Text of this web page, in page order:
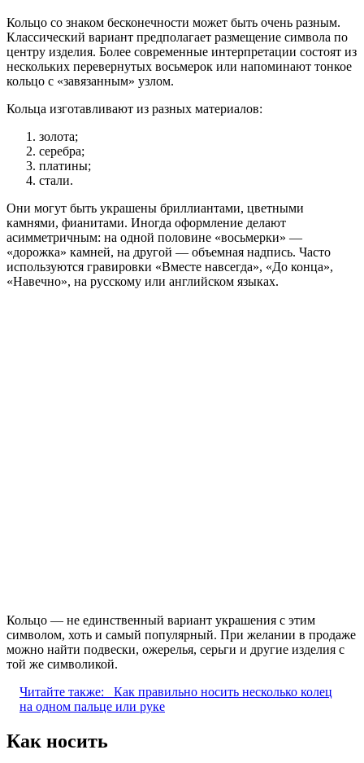
Кольцо со знаком бесконечности может быть очень разным.
Классический вариант предполагает размещение символа по
центру изделия. Более современные интерпретации состоят из
нескольких перевернутых восьмерок или напоминают тонкое
кольцо с «завязанным» узлом.
Кольца изготавливают из разных материалов:
золота;
серебра;
платины;
стали.
Они могут быть украшены бриллиантами, цветными
камнями, фианитами. Иногда оформление делают
асимметричным: на одной половине «восьмерки» —
«дорожка» камней, на другой — объемная надпись. Часто
используются гравировки «Вместе навсегда», «До конца»,
«Навечно», на русскому или английском языках.
Кольцо — не единственный вариант украшения с этим
символом, хоть и самый популярный. При желании в продаже
можно найти подвески, ожерелья, серьги и другие изделия с
той же символикой.
Читайте также:
Как правильно носить несколько колец
на одном пальце или руке
Как носить